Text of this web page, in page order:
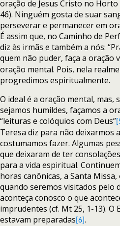
oração de Jesus Cristo no
46). Ninguém gosta de suar
perseverar e permanecer em
É assim que, no Caminho de
diz às irmãs e também a nós:
quem não puder, faça a oração
oração mental. Pois, nela
progredimos espiritualmente.
O ideal é a oração mental, mas,
sejamos humildes, façamos a
“leituras e colóquios com Deus”
Teresa diz para não deixarmos
costumamos fazer. Algumas
que deixaram de ter
para a vida espiritual.
horas canônicas, a Santa
quando seremos visitados pelo
aconteça conosco o que
imprudentes (cf. Mt 25, 1-13). O
estavam preparadas [6] .